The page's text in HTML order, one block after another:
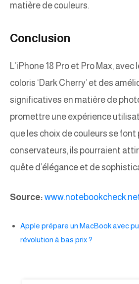
matière de couleurs.
Conclusion
L’iPhone 18 Pro et Pro Max, avec
coloris ‘Dark Cherry’ et des
significatives en matière de
promettre une expérience
que les choix de couleurs se font
conservateurs, ils pourraient
quête d’élégance et de
Source:
Apple prépare un MacBook avec
révolution à bas prix ?